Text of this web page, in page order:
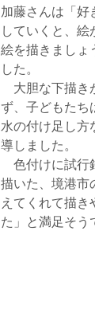
加藤さんは「好
していくと、
絵を描きましょ
した。
大胆な下描き
ず、子どもたち
水の付け足し方
導しました。
色付けに試行
描いた、境港市
えてくれて描
た」と満足そう